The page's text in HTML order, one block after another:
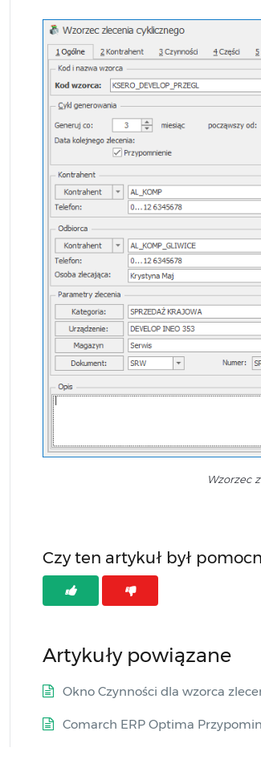
Wzorzec
Czy ten artykuł był
Artykuły powiązane
Okno Czynności dla wzorca
Comarch ERP Optima